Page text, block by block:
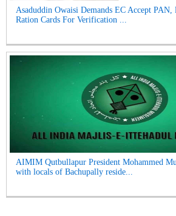
Asaduddin Owaisi Demands EC Accept
Ration Cards For Verification ...
AIMIM Qutbullapur President Mohammed
with locals of Bachupally reside...